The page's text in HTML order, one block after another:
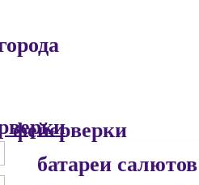
фейерверки
батареи салютов